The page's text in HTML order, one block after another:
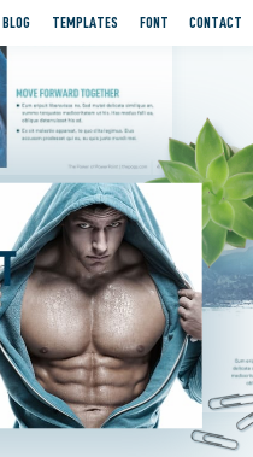
BLOG TEMPLATES FONT CONTACT